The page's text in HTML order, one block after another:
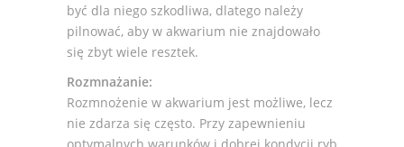
być dla niego szkodliwa, dlatego należy
pilnować, aby w akwarium nie znajdowało
się zbyt wiele resztek.
Rozmnażanie:
Rozmnożenie w akwarium jest możliwe, lecz
nie zdarza się często. Przy zapewnieniu